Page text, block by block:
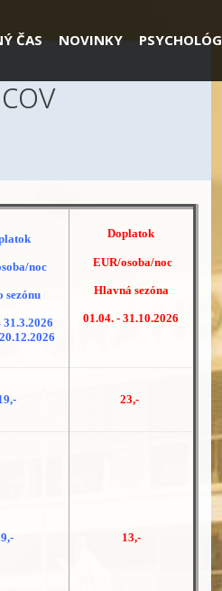
ČAS NOVINKY PSYCHOLÓG
noc
sezónu
31.3.2026
Doplatok
EUR/osoba/noc
Hlavná sezóna
01.04. - 31.10.2026
23,-
9,- 13,-